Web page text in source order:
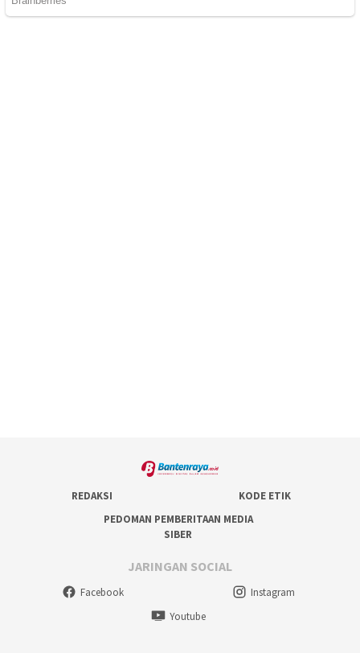
REDAKSI
KODE ETIK
PEDOMAN PEMBERITAAN MEDIA
SIBER
JARINGAN SOCIAL
Facebook
Instagram
Youtube